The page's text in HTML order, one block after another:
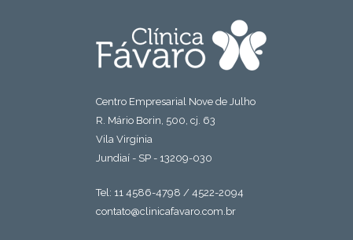
Centro Empresarial Nove de Julho
R. Mário Borin, 500, cj. 63
Vila Virgínia
Jundiaí - SP - 13209-030
Tel: 11 4586-4798 / 4522-2094
contato@clinicafavaro.com.br